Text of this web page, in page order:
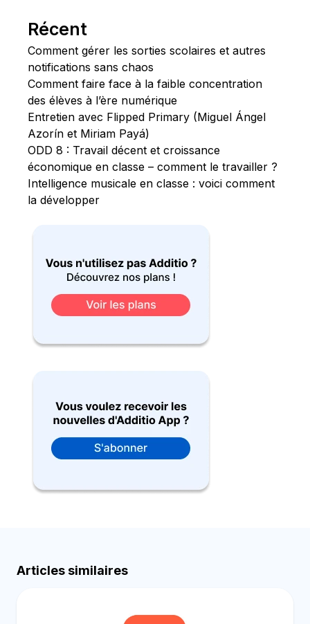
Récent
Comment gérer les sorties scolaires et autres
notifications sans chaos
Comment faire face à la faible concentration
des élèves à l’ère numérique
Entretien avec Flipped Primary (Miguel Ángel
Azorín et Miriam Payá)
ODD 8 : Travail décent et croissance
économique en classe – comment le travailler ?
Intelligence musicale en classe : voici comment
la développer
Articles similaires